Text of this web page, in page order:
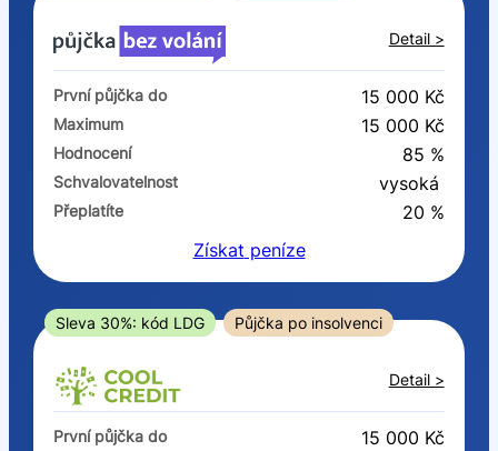
V exekuci
ano
ne
Po insolvenci
V hotovosti
ano
Detail >
První půjčka do 15 000 Kč
Maximum 15 000 Kč
Hodnocení 85 %
Schvalovatelnost vysoká
Přeplatíte
20 %
Získat peníze
Sleva 30%: kód LDG Půjčka po insolvenci
Detail >
První půjčka do 15 000 Kč